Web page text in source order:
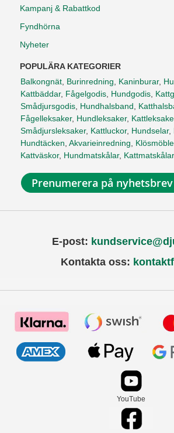
Kampanj & Rabattkod
Fyndhörna
Nyheter
POPULÄRA KATEGORIER
Balkongnät, Burinredning, Kaninburar,
Kattbäddar, Fågelgodis, Hundgodis,
Smådjursgodis, Hundhalsband,
Fågelleksaker, Hundleksaker,
Smådjursleksaker, Kattluckor, Hundselar,
Hundtäcken, Akvarieinredning,
Kattväskor, Hundmatskålar, Kattmatskålar
Prenumerera på nyhetsbrev
E-post:
Kontakta oss:
YouTube